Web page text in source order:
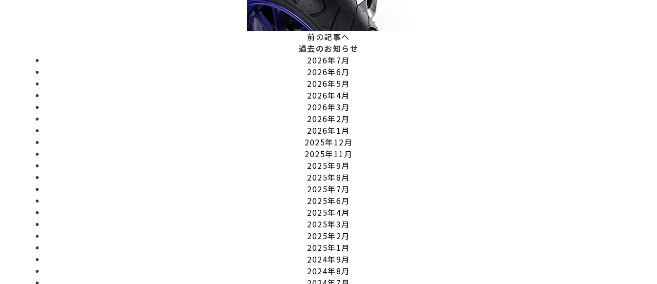
前の記事へ
過去のお知らせ
2026年7月
2026年6月
2026年5月
2026年4月
2026年3月
2026年2月
2026年1月
2025年12月
2025年11月
2025年9月
2025年8月
2025年7月
2025年6月
2025年4月
2025年3月
2025年2月
2025年1月
2024年9月
2024年8月